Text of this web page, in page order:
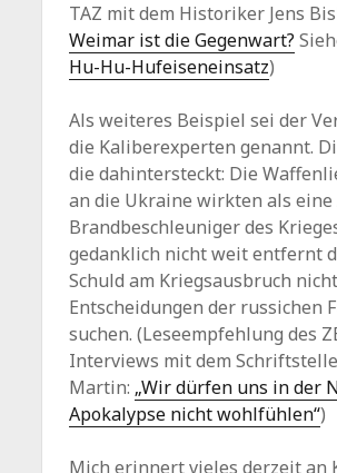
TAZ mit dem Historiker Jens
Weimar ist die Gegenwart?
Hu-Hu-Hufeiseneinsatz)
Als weiteres Beispiel sei der
die Kaliberexperten genannt.
die dahintersteckt: Die
an die Ukraine wirkten als
Brandbeschleuniger des
gedanklich nicht weit entfernt
Schuld am Kriegsausbruch
Entscheidungen der russichen
suchen. (Leseempfehlung des
Interviews mit dem
Martin: „Wir dürfen uns in der
Apokalypse nicht wohlfühlen“)
Mich erinnert vieles derzeit an